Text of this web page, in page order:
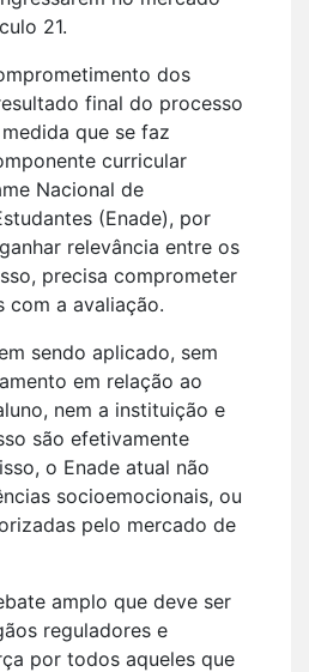
21.
dos
final do processo
que se faz
curricular
Nacional de
(Enade), por
relevância entre os
precisa comprometer
com a avaliação.
sendo aplicado, sem
em relação ao
nem a instituição e
são efetivamente
o Enade atual não
socioemocionais, ou
pelo mercado de
amplo que deve ser
reguladores e
por todos aqueles que